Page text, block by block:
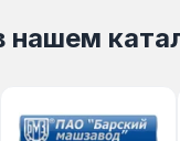
нашем